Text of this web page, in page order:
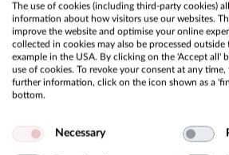
水果、香草、干花、香料
长期以来，水果、香草和香料的贸易和
Lyon 服务范围的重要组成部分。
继
The use of cookies (including third-party cookies)
information about how visitors use our websites.
improve the website and optimise your online
collected in cookies may also be processed
example in the USA. By clicking on the 'Accept all'
use of cookies. To revoke your consent at any
further information, click on the icon shown as a
bottom.
Necessary